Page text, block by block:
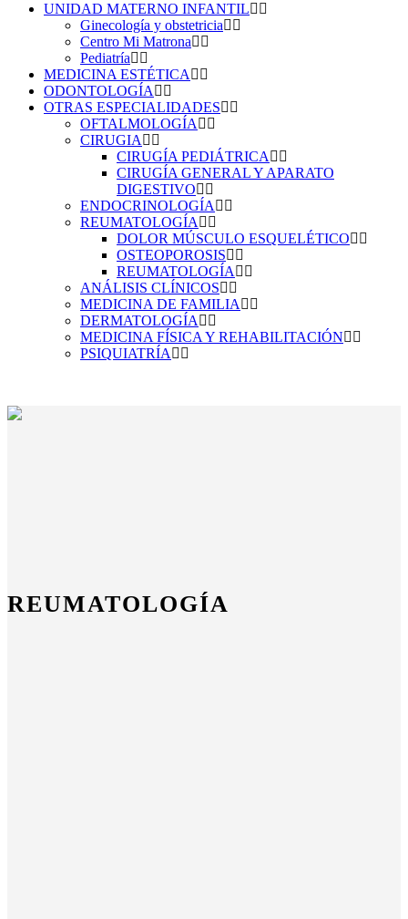
UNIDAD MATERNO INFANTIL
Ginecología y obstetricia
Centro Mi Matrona
Pediatría
MEDICINA ESTÉTICA
ODONTOLOGÍA
OTRAS ESPECIALIDADES
OFTALMOLOGÍA
CIRUGIA
CIRUGÍA PEDIÁTRICA
CIRUGÍA GENERAL Y APARATO
DIGESTIVO
ENDOCRINOLOGÍA
REUMATOLOGÍA
DOLOR MÚSCULO ESQUELÉTICO
OSTEOPOROSIS
REUMATOLOGÍA
ANÁLISIS CLÍNICOS
MEDICINA DE FAMILIA
DERMATOLOGÍA
MEDICINA FÍSICA Y REHABILITACIÓN
PSIQUIATRÍA
REUMATOLOGÍA